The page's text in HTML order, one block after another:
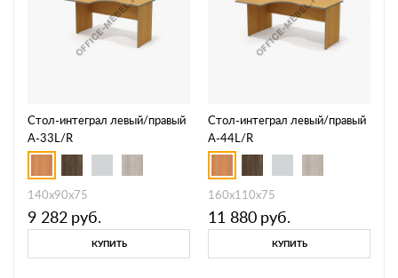
Стол-интеграл левый/правый
А-33L/R
140x90x75
9 282 руб.
КУПИТЬ
Стол-интеграл левый/правый
А-44L/R
160x110x75
11 880 руб.
КУПИТЬ